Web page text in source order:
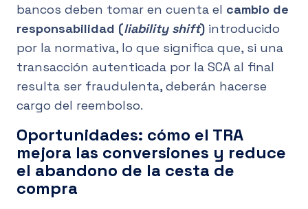
bancos deben tomar en cuenta el cambio de
responsabilidad (liability shift) introducido
por la normativa, lo que significa que, si una
transacción autenticada por la SCA al final
resulta ser fraudulenta, deberán hacerse
cargo del reembolso.
Oportunidades: cómo el TRA
mejora las conversiones y reduce
el abandono de la cesta de
compra